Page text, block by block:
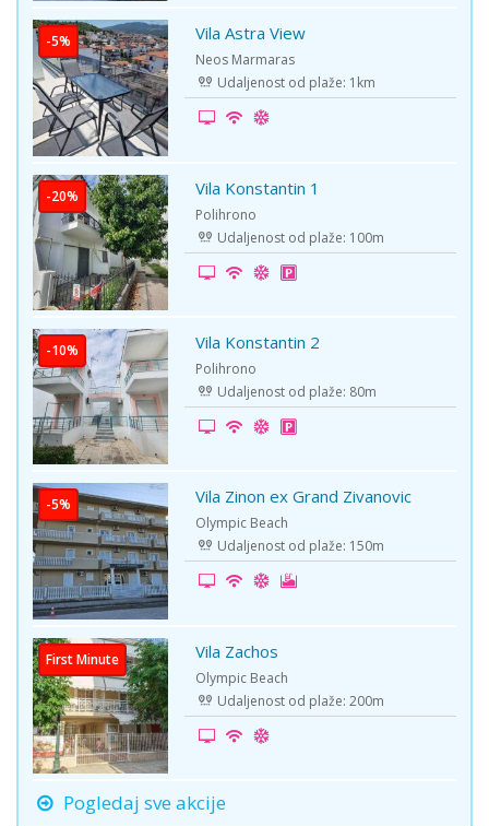
-5% Vila Astra View
Neos Marmaras
Udaljenost od plaže: 1km
-20% Vila Konstantin 1
Polihrono
Udaljenost od plaže: 100m
-10% Vila Konstantin 2
Polihrono
Udaljenost od plaže: 80m
-5% Vila Zinon ex Grand Zivanovic
Olympic Beach
Udaljenost od plaže: 150m
First Minute Vila Zachos
Olympic Beach
Udaljenost od plaže: 200m
Pogledaj sve akcije